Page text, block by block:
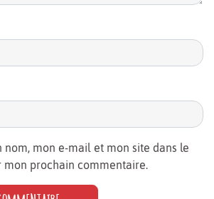
nom, mon e-mail et mon site dans le
mon prochain commentaire.